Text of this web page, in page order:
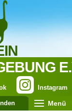
Instagram
Menü